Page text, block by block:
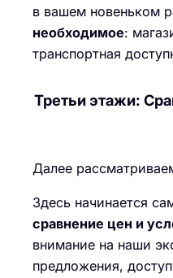
в вашем новеньком
необходимое:
транспортная
Третьи этажи:
Далее
Здесь начинается
сравнение цен и
внимание на наши
предложения,